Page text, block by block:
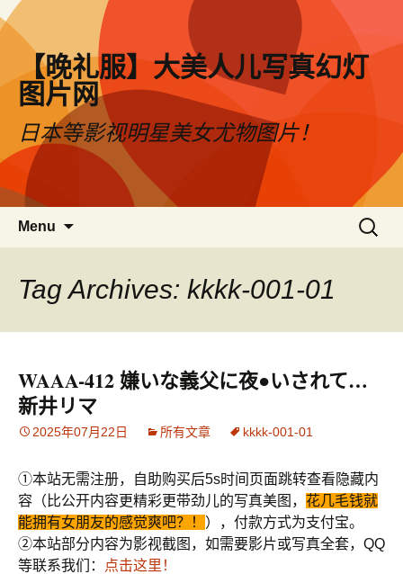
【晚礼服】大美人儿写真幻灯
图片网
日本等影视明星美女尤物图片！
Menu
搜
索：
Tag Archives: kkkk-001-01
WAAA-412 嫌いな義父に夜●いされて…
新井リマ
2025年07月22日 所有文章 kkkk-001-01
①本站无需注册，自助购买后5s时间页面跳转查看隐藏内
容（比公开内容更精彩更带劲儿的写真美图， 花几毛钱就
能拥有女朋友的感觉爽吧？！ ），付款方式为支付宝。
②本站部分内容为影视截图，如需要影片或写真全套，QQ
等联系我们：
点击这里！